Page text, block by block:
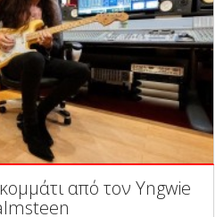
από τον Yngwie